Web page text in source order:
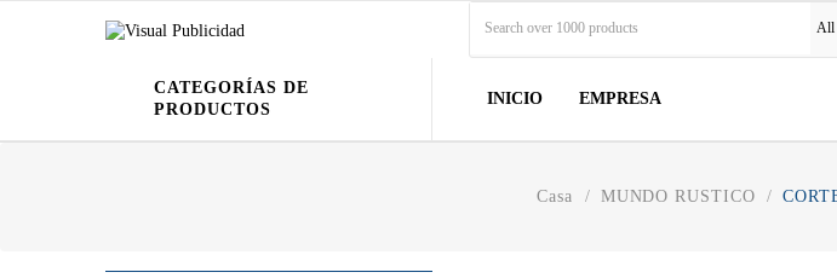
All
CATEGORÍAS DE
PRODUCTOS
INICIO EMPRESA
Casa MUNDO RUSTICO